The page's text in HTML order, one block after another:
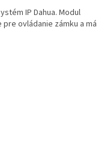
IP Dahua. Modul
ovládanie zámku a má